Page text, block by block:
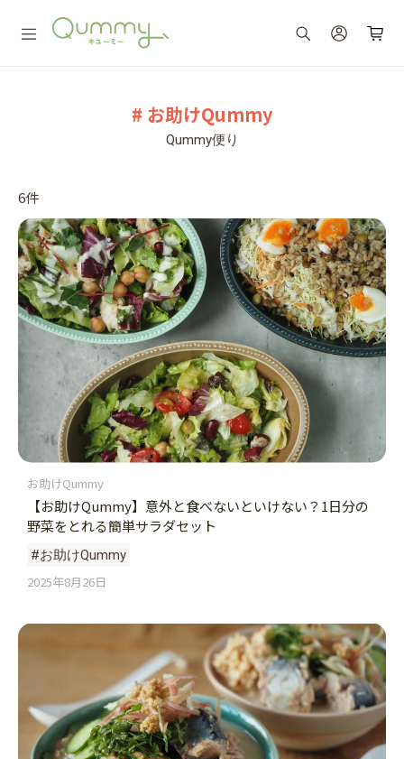
# お助けQummy
Qummy便り
6件
お助けQummy
【お助けQummy】意外と食べないといけない？1日分の
野菜をとれる簡単サラダセット
#お助けQummy
2025年8月26日